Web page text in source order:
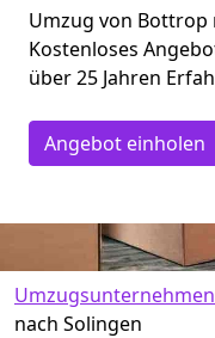
Umzug von Bottrop
Kostenloses
über 25 Jahren
Angebot einholen
nach Solingen